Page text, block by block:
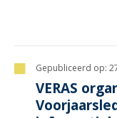
Gepubliceerd op:
VERAS